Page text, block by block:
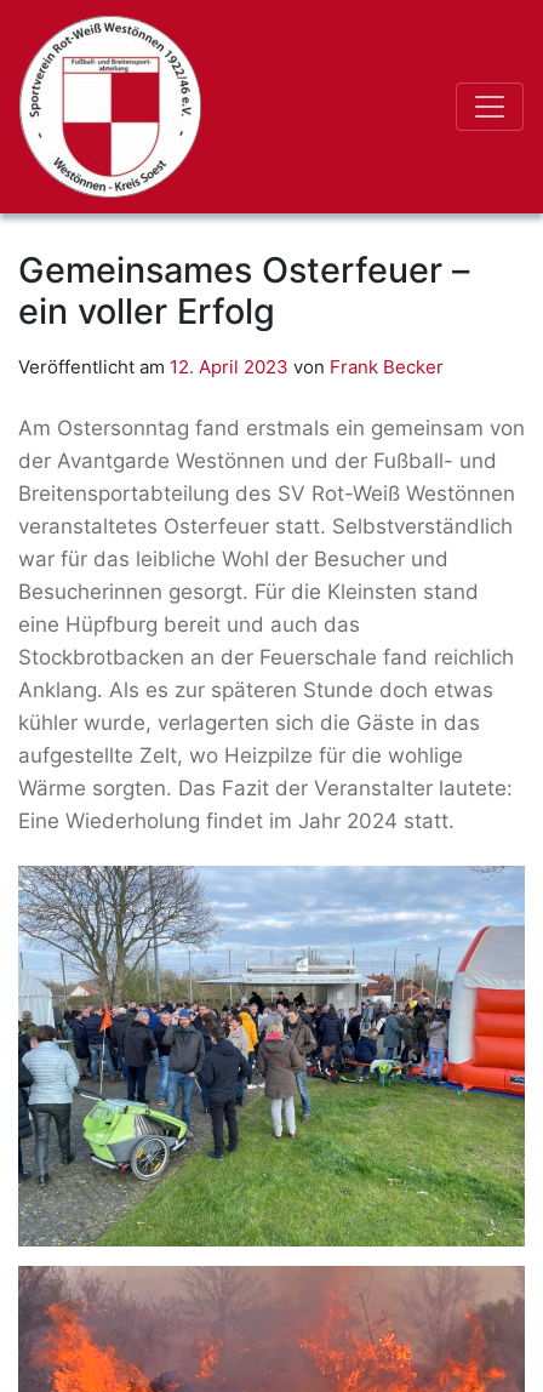
Gemeinsames Osterfeuer –
ein voller Erfolg
Veröffentlicht am 12. April 2023 von Frank Becker
Am Ostersonntag fand erstmals ein gemeinsam von
der Avantgarde Westönnen und der Fußball- und
Breitensportabteilung des SV Rot-Weiß Westönnen
veranstaltetes Osterfeuer statt. Selbstverständlich
war für das leibliche Wohl der Besucher und
Besucherinnen gesorgt. Für die Kleinsten stand
eine Hüpfburg bereit und auch das
Stockbrotbacken an der Feuerschale fand reichlich
Anklang. Als es zur späteren Stunde doch etwas
kühler wurde, verlagerten sich die Gäste in das
aufgestellte Zelt, wo Heizpilze für die wohlige
Wärme sorgten. Das Fazit der Veranstalter lautete:
Eine Wiederholung findet im Jahr 2024 statt.